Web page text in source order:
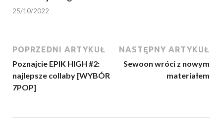
25/10/2022
POPRZEDNI ARTYKUŁ
Poznajcie EPIK HIGH #2:
najlepsze collaby [WYBÓR
7POP]
NASTĘPNY ARTYKUŁ
Sewoon wróci z nowym
materiałem